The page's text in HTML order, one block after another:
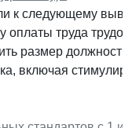
к следующему
труда
размер
включая